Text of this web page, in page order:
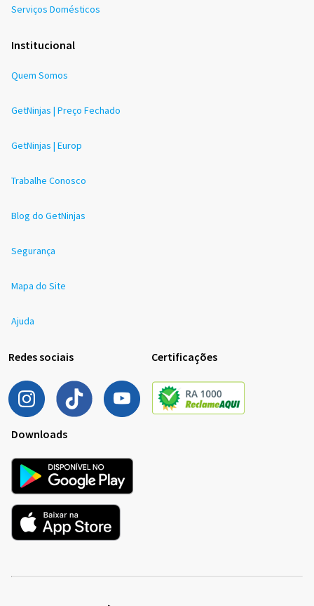
Serviços Domésticos
Institucional
Quem Somos
GetNinjas | Preço Fechado
GetNinjas | Europ
Trabalhe Conosco
Blog do GetNinjas
Segurança
Mapa do Site
Ajuda
Redes sociais Certificações
Downloads